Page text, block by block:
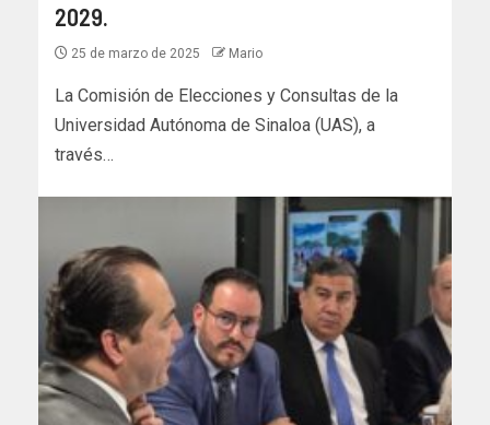
2029.
25 de marzo de 2025 Mario
La Comisión de Elecciones y Consultas de la
Universidad Autónoma de Sinaloa (UAS), a
través…